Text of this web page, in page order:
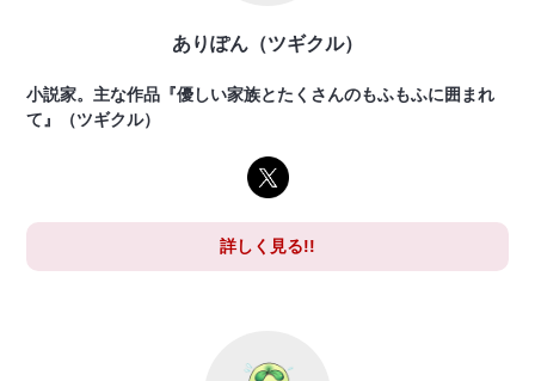
ありぽん（ツギクル）
小説家。主な作品『優しい家族とたくさんのもふもふに囲まれ
て』（ツギクル）
詳しく見る!!